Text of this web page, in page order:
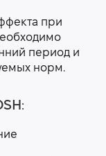
при
период и
норм.
: